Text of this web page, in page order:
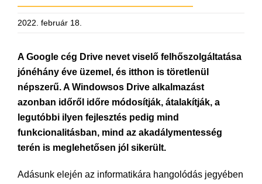
2022. február 18.
A Google cég Drive nevet viselő felhőszolgáltatása
jónéhány éve üzemel, és itthon is töretlenül
népszerű. A Windowsos Drive alkalmazást
azonban időről időre módosítják, átalakítják, a
legutóbbi ilyen fejlesztés pedig mind
funkcionalitásban, mind az akadálymentesség
terén is meglehetősen jól sikerült.
Adásunk elején az informatikára hangolódás jegyében